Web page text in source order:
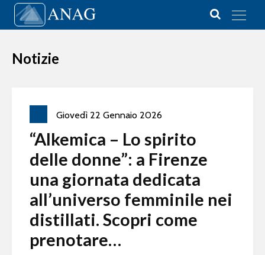
Vai al contenuto
Main Navigation
Notizie
Giovedì 22 Gennaio 2026
“Alkemica – Lo spirito
delle donne”: a Firenze
una giornata dedicata
all’universo femminile nei
distillati. Scopri come
prenotare…